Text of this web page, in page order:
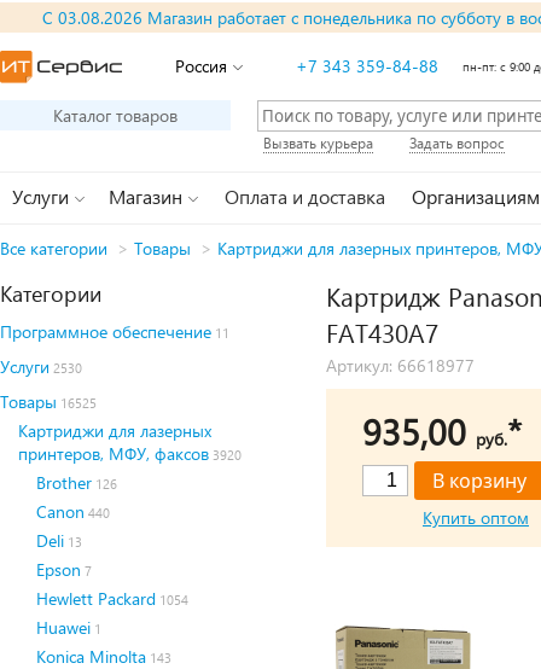
С 03.08.2026 Магазин работает с понедельника по субботу в
Россия +7 343 359-84-88 пн-пт: с 9:00
Каталог товаров
Вызвать курьера Задать вопрос
Услуги Магазин Оплата и доставка Организациям
Все категории > Товары > Картриджи для лазерных принтеров,
Категории
Программное обеспечение 11
Услуги 2530
Товары 16525
Картриджи для лазерных
принтеров, МФУ, факсов 3920
Brother 126
Canon 440
Deli 13
Epson 7
Hewlett Packard 1054
Huawei 1
Konica Minolta 143
Картридж
FAT430A7
Артикул: 66618977
935,00 руб.*
Купить оптом